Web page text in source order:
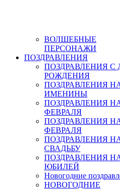
ВОЛШЕБНЫЕ
ПЕРСОНАЖИ
ПОЗДРАВЛЕНИЯ
ПОЗДРАВЛЕНИЯ С
РОЖДЕНИЯ
ПОЗДРАВЛЕНИЯ
ИМЕНИНЫ
ПОЗДРАВЛЕНИЯ
ФЕВРАЛЯ
ПОЗДРАВЛЕНИЯ
ФЕВРАЛЯ
ПОЗДРАВЛЕНИЯ
СВАДЬБУ
ПОЗДРАВЛЕНИЯ
ЮБИЛЕЙ
Новогодние
НОВОГОДНИЕ